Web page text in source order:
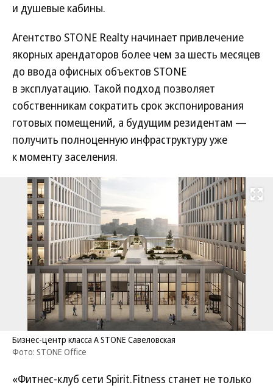
и душевые кабины.
Агентство STONE Realty начинает привлечение
якорных арендаторов более чем за шесть месяцев
до ввода офисных объектов STONE
в эксплуатацию. Такой подход позволяет
собственникам сократить срок экспонирования
готовых помещений, а будущим резидентам —
получить полноценную инфраструктуру уже
к моменту заселения.
Развернуть
Бизнес-центр класса А STONE Савеловская
Фото: STONE Office
«Фитнес-клуб сети Spirit.Fitness станет не только